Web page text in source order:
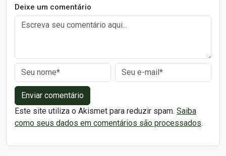
Deixe um comentário
Enviar comentário
Este site utiliza o Akismet para reduzir spam. Saiba
como seus dados em comentários são processados.